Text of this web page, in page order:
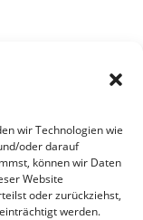
wir Technologien wie
oder darauf
können wir Daten
Website
oder zurückziehst,
werden.
dem
Handler noch die